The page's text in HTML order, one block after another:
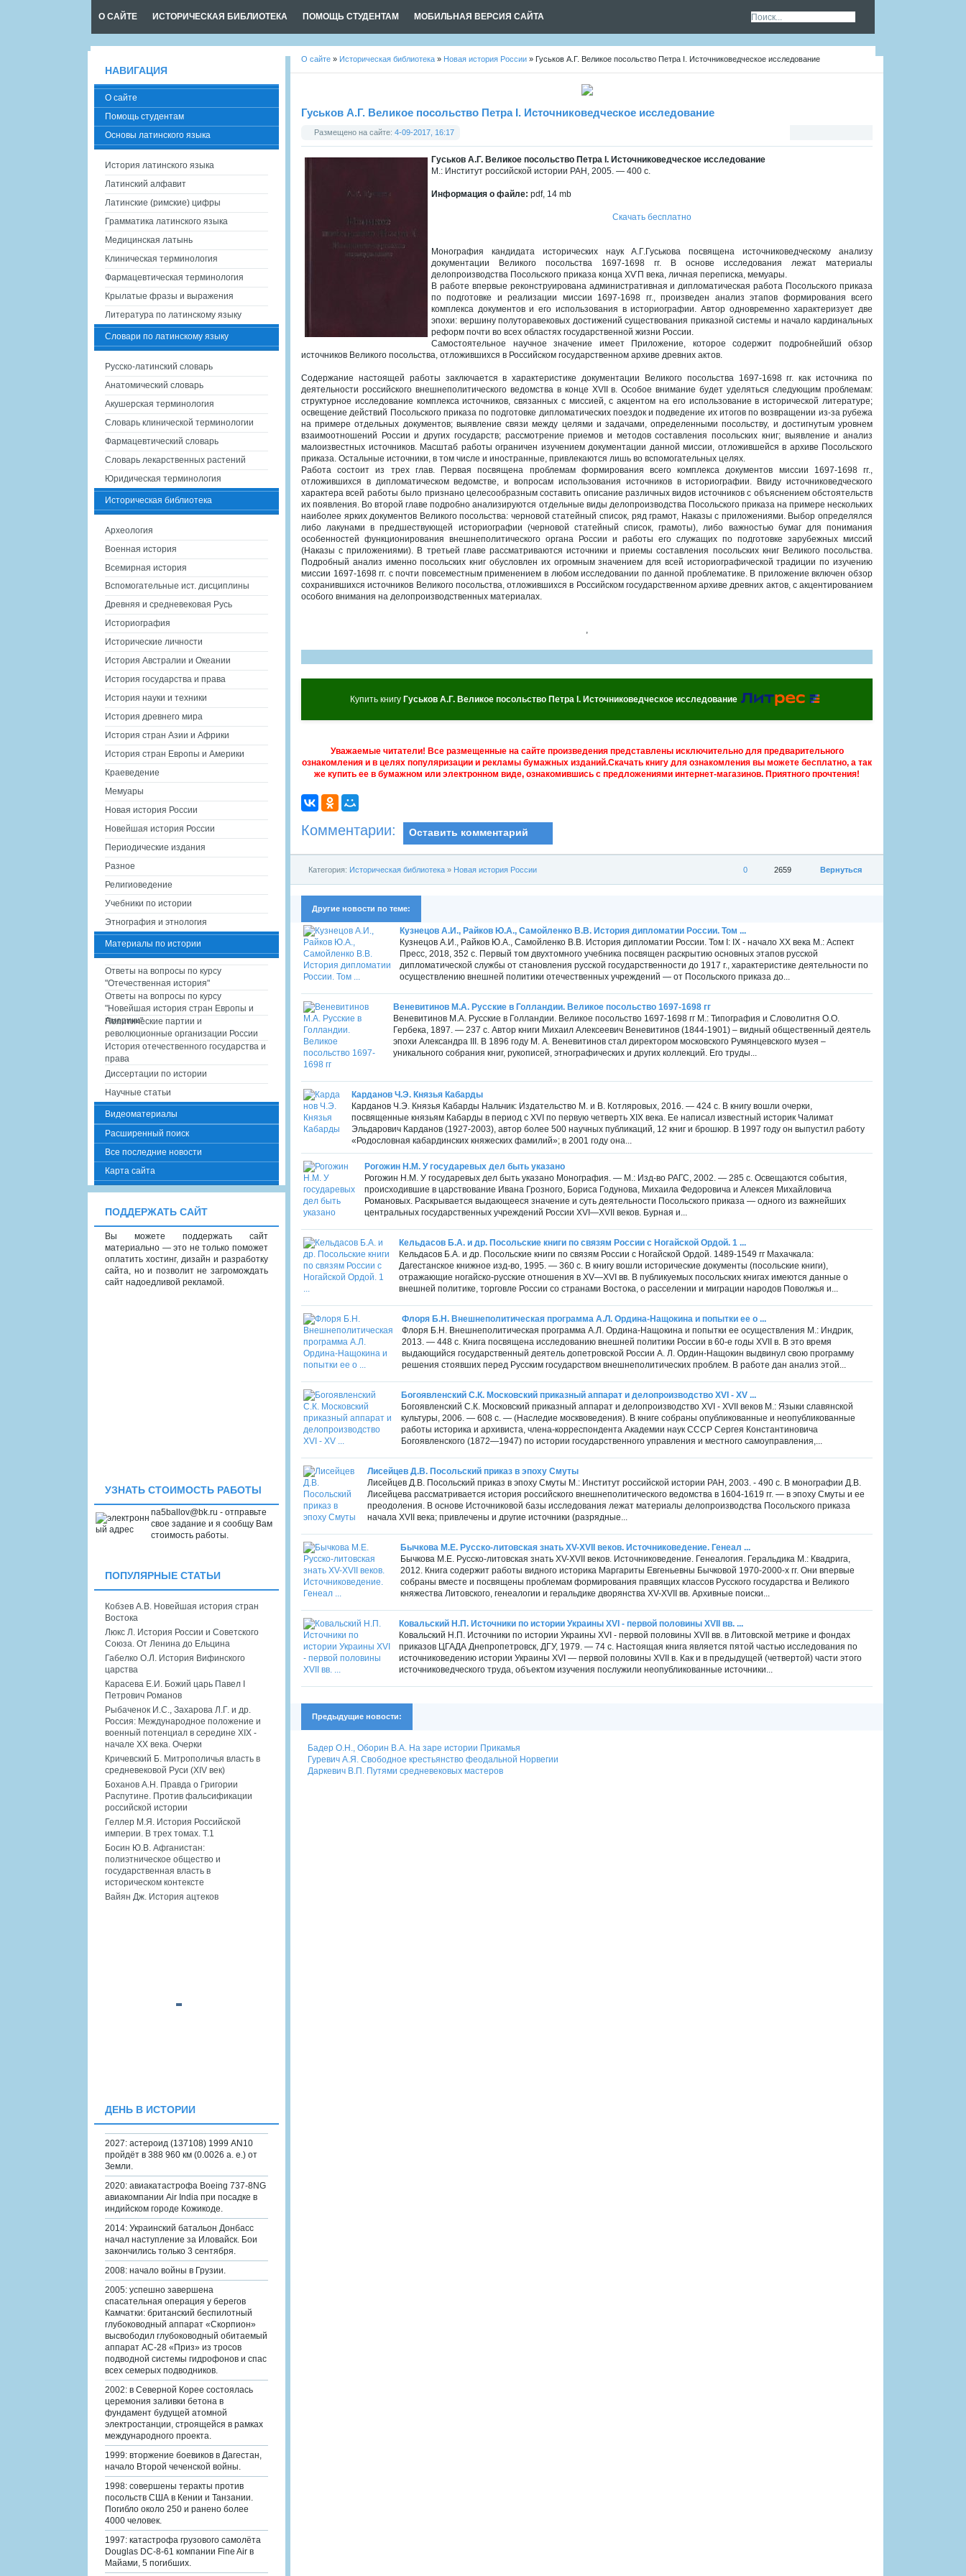
О САЙТЕ ИСТОРИЧЕСКАЯ БИБЛИОТЕКА ПОМОЩЬ СТУДЕНТАМ МОБИЛЬНАЯ ВЕРСИЯ САЙТА
О сайте » Историческая библиотека » Новая история России » Гуськов А.Г. Великое посольство Петра I. Источниковедческое исследование
Гуськов А.Г. Великое посольство Петра I. Источниковедческое исследование
Размещено на сайте: 4-09-2017, 16:17
Гуськов А.Г. Великое посольство Петра I. Источниковедческое исследование
М.: Институт российской истории РАН, 2005. — 400 с.
Информация о файле: pdf, 14 mb
Скачать бесплатно
Монография кандидата исторических наук А.Г.Гуськова посвящена источниковедческому анализу
документации Великого посольства 1697-1698 гг. В основе исследования лежат материалы
делопроизводства Посольского приказа конца ХѴП века, личная переписка, мемуары.
В работе впервые реконструирована административная и дипломатическая работа Посольского приказа
по подготовке и реализации миссии 1697-1698 гг., произведен анализ этапов формирования всего
комплекса документов и его использования в историографии. Автор одновременно характеризует две
эпохи: вершину полуторавековых достижений существования приказной системы и начало кардинальных
реформ почти во всех областях государственной жизни России.
Самостоятельное научное значение имеет Приложение, которое содержит подробнейший обзор
источников Великого посольства, отложившихся в Российском государственном архиве древних актов.
Содержание настоящей работы заключается в характеристике документации Великого посольства 1697-1698 гг. как источника по
деятельности российского внешнеполитического ведомства в конце XVII в. Особое внимание будет уделяться следующим проблемам:
структурное исследование комплекса источников, связанных с миссией, с акцентом на его использование в исторической литературе;
освещение действий Посольского приказа по подготовке дипломатических поездок и подведение их итогов по возвращении из-за рубежа
на примере отдельных документов; выявление связи между целями и задачами, определенными посольству, и достигнутым уровнем
взаимоотношений России и других государств; рассмотрение приемов и методов составления посольских книг; выявление и анализ
малоизвестных источников. Масштаб работы ограничен изучением документации данной миссии, отложившейся в архиве Посольского
приказа. Остальные источники, в том числе и иностранные, привлекаются лишь во вспомогательных целях.
Работа состоит из трех глав. Первая посвящена проблемам формирования всего комплекса документов миссии 1697-1698 гг.,
отложившихся в дипломатическом ведомстве, и вопросам использования источников в историографии. Ввиду источниковедческого
характера всей работы было признано целесообразным составить описание различных видов источников с объяснением обстоятельств
их появления. Во второй главе подробно анализируются отдельные виды делопроизводства Посольского приказа на примере нескольких
наиболее ярких документов Великого посольства: черновой статейный список, ряд грамот, Наказы с приложениями. Выбор определялся
либо лакунами в предшествующей историографии (черновой статейный список, грамоты), либо важностью бумаг для понимания
особенностей функционирования внешнеполитического органа России и работы его служащих по подготовке зарубежных миссий
(Наказы с приложениями). В третьей главе рассматриваются источники и приемы составления посольских книг Великого посольства.
Подробный анализ именно посольских книг обусловлен их огромным значением для всей историографической традиции по изучению
миссии 1697-1698 гг. с почти повсеместным применением в любом исследовании по данной проблематике. В приложение включен обзор
сохранившихся источников Великого посольства, отложившихся в Российском государственном архиве древних актов, с акцентированием
особого внимания на делопроизводственных материалах.
,
Купить книгу Гуськов А.Г. Великое посольство Петра I. Источниковедческое исследование
Уважаемые читатели! Все размещенные на сайте произведения представлены исключительно для предварительного
ознакомления и в целях популяризации и рекламы бумажных изданий.Скачать книгу для ознакомления вы можете бесплатно, а так
же купить ее в бумажном или электронном виде, ознакомившись с предложениями интернет-магазинов. Приятного прочтения!
Комментарии: Оставить комментарий
Вернуться
2659
0
Категория: Историческая библиотека » Новая история России
Другие новости по теме:
Кузнецов А.И., Райков Ю.А., Самойленко В.В. История дипломатии России. Том ...
Кузнецов А.И., Райков Ю.А., Самойленко В.В. История дипломатии России. Том I: IX - начало XX века М.: Аспект
Пресс, 2018, 352 с. Первый том двухтомного учебника посвящен раскрытию основных этапов русской
дипломатической службы от становления русской государственности до 1917 г., характеристике деятельности по
осуществлению внешней политики отечественных учреждений — от Посольского приказа до...
Веневитинов М.А. Русские в Голландии. Великое посольство 1697-1698 гг
Веневитинов М.А. Русские в Голландии. Великое посольство 1697-1698 гг М.: Типография и Словолитня О.О.
Гербека, 1897. — 237 с. Автор книги Михаил Алексеевич Веневитинов (1844-1901) – видный общественный деятель
эпохи Александра III. В 1896 году М. А. Веневитинов стал директором московского Румянцевского музея –
уникального собрания книг, рукописей, этнографических и других коллекций. Его труды...
Карданов Ч.Э. Князья Кабарды
Карданов Ч.Э. Князья Кабарды Нальчик: Издательство М. и В. Котляровых, 2016. — 424 с. В книгу вошли очерки,
посвященные князьям Кабарды в период с XVI по первую четверть XIX века. Ее написал известный историк Чалимат
Эльдарович Карданов (1927-2003), автор более 500 научных публикаций, 12 книг и брошюр. В 1997 году он выпустил работу
«Родословная кабардинских княжеских фамилий»; в 2001 году она...
Рогожин Н.М. У государевых дел быть указано
Рогожин Н.М. У государевых дел быть указано Монография. — М.: Изд-во РАГС, 2002. — 285 с. Освещаются события,
происходившие в царствование Ивана Грозного, Бориса Годунова, Михаила Федоровича и Алексея Михайловича
Романовых. Раскрывается выдающееся значение и суть деятельности Посольского приказа — одного из важнейших
центральных государственных учреждений России XVI—XVII веков. Бурная и...
Кельдасов Б.А. и др. Посольские книги по связям России с Ногайской Ордой. 1 ...
Кельдасов Б.А. и др. Посольские книги по связям России с Ногайской Ордой. 1489-1549 гг Махачкала:
Дагестанское книжное изд-во, 1995. — 360 с. В книгу вошли исторические документы (посольские книги),
отражающие ногайско-русские отношения в XV—XVI вв. В публикуемых посольских книгах имеются данные о
внешней политике, торговле России со странами Востока, о расселении и миграции народов Поволжья и...
Флоря Б.Н. Внешнеполитическая программа А.Л. Ордина-Нащокина и попытки ее о ...
Флоря Б.Н. Внешнеполитическая программа А.Л. Ордина-Нащокина и попытки ее осуществления М.: Индрик,
2013. — 448 с. Книга посвящена исследованию внешней политики России в 60-е годы XVII в. В это время
выдающийся государственный деятель допетровской России А. Л. Ордин-Нащокин выдвинул свою программу
решения стоявших перед Русским государством внешнеполитических проблем. В работе дан анализ этой...
Богоявленский С.К. Московский приказный аппарат и делопроизводство XVI - XV ...
Богоявленский С.К. Московский приказный аппарат и делопроизводство XVI - XVII веков М.: Языки славянской
культуры, 2006. — 608 с. — (Наследие москвоведения). В книге собраны опубликованные и неопубликованные
работы историка и архивиста, члена-корреспондента Академии наук СССР Сергея Константиновича
Богоявленского (1872—1947) по истории государственного управления и местного самоуправления,...
Лисейцев Д.В. Посольский приказ в эпоху Смуты
Лисейцев Д.В. Посольский приказ в эпоху Смуты М.: Институт российской истории РАН, 2003. - 490 с. В монографии Д.В.
Лисейцева рассматривается история российского внешнеполитического ведомства в 1604-1619 гг. — в эпоху Смуты и ее
преодоления. В основе Источниковой базы исследования лежат материалы делопроизводства Посольского приказа
начала XVII века; привлечены и другие источники (разрядные...
Бычкова М.Е. Русско-литовская знать XV-XVII веков. Источниковедение. Генеал ...
Бычкова М.Е. Русско-литовская знать XV-XVII веков. Источниковедение. Генеалогия. Геральдика М.: Квадрига,
2012. Книга содержит работы видного историка Маргариты Евгеньевны Бычковой 1970-2000-х гг. Они впервые
собраны вместе и посвящены проблемам формирования правящих классов Русского государства и Великого
княжества Литовского, генеалогии и геральдике дворянства XV-XVII вв. Архивные поиски...
Ковальский Н.П. Источники по истории Украины XVI - первой половины XVII вв. ...
Ковальский Н.П. Источники по истории Украины XVI - первой половины XVII вв. в Литовской метрике и фондах
приказов ЦГАДА Днепропетровск, ДГУ, 1979. — 74 с. Настоящая книга является пятой частью исследования по
источниковедению истории Украины XVI — первой половины XVII в. Как и в предыдущей (четвертой) части этого
источниковедческого труда, объектом изучения послужили неопубликованные источники...
Предыдущие новости:
Бадер О.Н., Оборин В.А. На заре истории Прикамья
Гуревич А.Я. Свободное крестьянство феодальной Норвегии
Даркевич В.П. Путями средневековых мастеров
НАВИГАЦИЯ
О сайте
Помощь студентам
Основы латинского языка
История латинского языка
Латинский алфавит
Латинские (римские) цифры
Грамматика латинского языка
Медицинская латынь
Клиническая терминология
Фармацевтическая терминология
Крылатые фразы и выражения
Литература по латинскому языку
Словари по латинскому языку
Русско-латинский словарь
Анатомический словарь
Акушерская терминология
Словарь клинической терминологии
Фармацевтический словарь
Словарь лекарственных растений
Юридическая терминология
Историческая библиотека
Археология
Военная история
Всемирная история
Вспомогательные ист. дисциплины
Древняя и средневековая Русь
Историография
Исторические личности
История Австралии и Океании
История государства и права
История науки и техники
История древнего мира
История стран Азии и Африки
История стран Европы и Америки
Краеведение
Мемуары
Новая история России
Новейшая история России
Периодические издания
Разное
Религиоведение
Учебники по истории
Этнография и этнология
Материалы по истории
Ответы на вопросы по курсу
"Отечественная история"
Ответы на вопросы по курсу
"Новейшая история стран Европы и
Америки"
Политические партии и
революционные организации России
История отечественного государства и
права
Диссертации по истории
Научные статьи
Видеоматериалы
Расширенный поиск
Все последние новости
Карта сайта
ПОДДЕРЖАТЬ САЙТ
Вы можете поддержать сайт
материально — это не только поможет
оплатить хостинг, дизайн и разработку
сайта, но и позволит не загромождать
сайт надоедливой рекламой.
УЗНАТЬ СТОИМОСТЬ РАБОТЫ
na5ballov@bk.ru - отправьте
свое задание и я сообщу Вам
стоимость работы.
ПОПУЛЯРНЫЕ СТАТЬИ
Кобзев А.В. Новейшая история стран
Востока
Люкс Л. История России и Советского
Союза. От Ленина до Ельцина
Габелко О.Л. История Вифинского
царства
Карасева Е.И. Божий царь Павел I
Петрович Романов
Рыбаченок И.С., Захарова Л.Г. и др.
Россия: Международное положение и
военный потенциал в середине XIX -
начале XX века. Очерки
Кричевский Б. Митрополичья власть в
средневековой Руси (XIV век)
Боханов А.Н. Правда о Григории
Распутине. Против фальсификации
российской истории
Геллер М.Я. История Российской
империи. В трех томах. Т.1
Босин Ю.В. Афганистан:
полиэтническое общество и
государственная власть в
историческом контексте
Вайян Дж. История ацтеков
ДЕНЬ В ИСТОРИИ
2027: астероид (137108) 1999 AN10
пройдёт в 388 960 км (0.0026 а. е.) от
Земли.
2020: авиакатастрофа Boeing 737-8NG
авиакомпании Air India при посадке в
индийском городе Кожикоде.
2014: Украинский батальон Донбасс
начал наступление за Иловайск. Бои
закончились только 3 сентября.
2008: начало войны в Грузии.
2005: успешно завершена
спасательная операция у берегов
Камчатки: британский беспилотный
глубоководный аппарат «Скорпион»
высвободил глубоководный обитаемый
аппарат АС-28 «Приз» из тросов
подводной системы гидрофонов и спас
всех семерых подводников.
2002: в Северной Корее состоялась
церемония заливки бетона в
фундамент будущей атомной
электростанции, строящейся в рамках
международного проекта.
1999: вторжение боевиков в Дагестан,
начало Второй чеченской войны.
1998: совершены теракты против
посольств США в Кении и Танзании.
Погибло около 250 и ранено более
4000 человек.
1997: катастрофа грузового самолёта
Douglas DC-8-61 компании Fine Air в
Майами, 5 погибших.